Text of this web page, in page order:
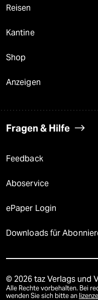
Reisen
Kantine
Shop
Anzeigen
Fragen & Hilfe
Feedback
Aboservice
ePaper Login
Downloads für
© 2026 taz Verlags und
Alle Rechte vorbehalten. Bei
wenden Sie sich bitte an